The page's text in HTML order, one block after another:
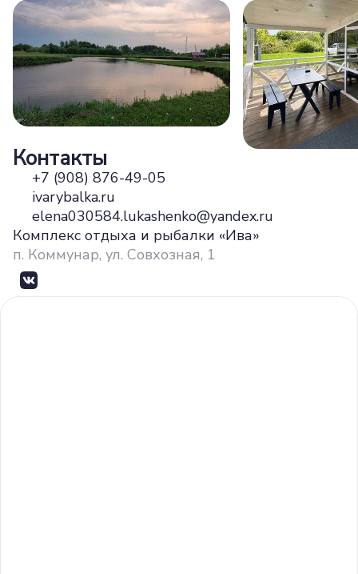
Контакты
+7 (908) 876-49-05
ivarybalka.ru
elena030584.lukashenko@yandex.ru
Комплекс отдыха и рыбалки «Ива»
п. Коммунар, ул. Совхозная, 1